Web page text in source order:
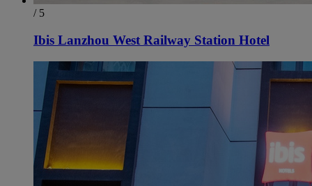
/ 5
Ibis Lanzhou West Railway Station Hotel